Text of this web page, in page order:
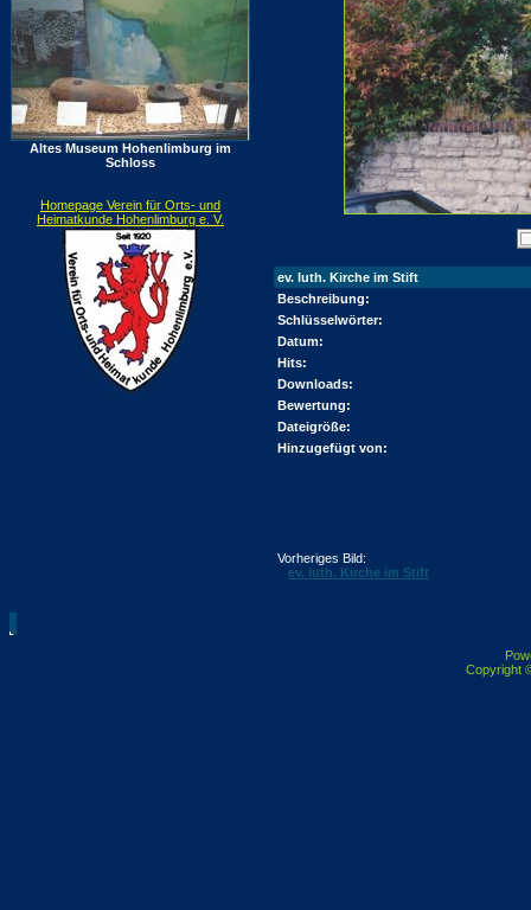
Altes Museum Hohenlimburg im
Schloss
Homepage Verein für Orts- und
Heimatkunde Hohenlimburg e. V.
ev. luth. Kirche im Stift
Beschreibung:
Schlüsselwörter:
Datum:
Hits:
Downloads:
Bewertung:
Dateigröße:
Hinzugefügt von:
Vorheriges Bild:
ev. luth. Kirche im Stift
Copyright